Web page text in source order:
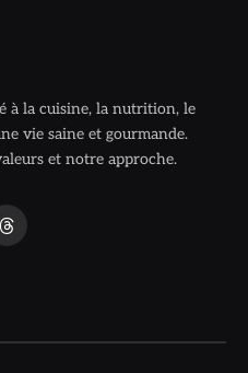
à la cuisine, la nutrition, le
vie saine et gourmande.
et notre approche.
Threads